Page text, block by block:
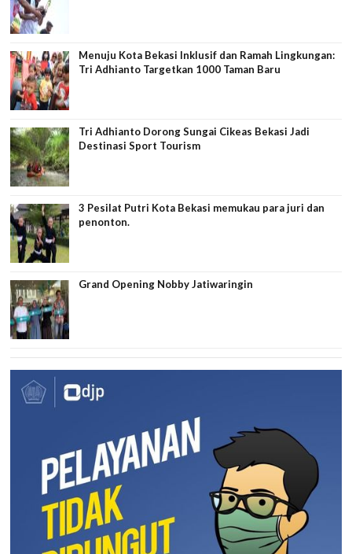
Menuju Kota Bekasi Inklusif dan Ramah Lingkungan:
Tri Adhianto Targetkan 1000 Taman Baru
Tri Adhianto Dorong Sungai Cikeas Bekasi Jadi
Destinasi Sport Tourism
3 Pesilat Putri Kota Bekasi memukau para juri dan
penonton.
Grand Opening Nobby Jatiwaringin